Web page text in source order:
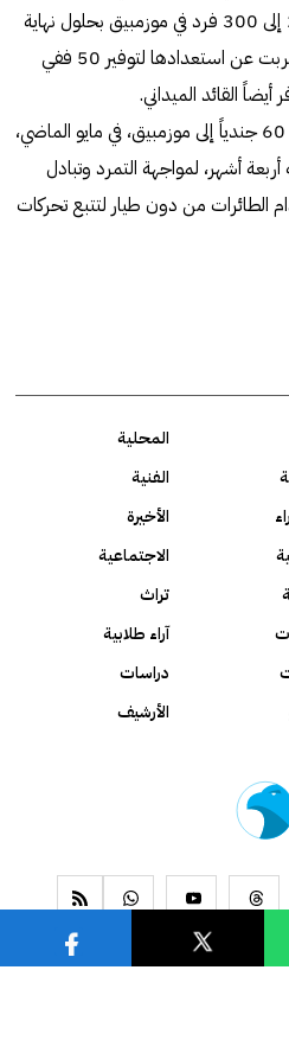
بوريل، إنه يمكن نشر ما بين 200 إلى 300 فرد في موزمبيق بحلول نهاية
العام الحالي، مضيفاً ان البرتغال أعربت عن استعدادها لتوفير 50 ففي
القائد الميداني.
وكانت البرتغال قد أرسلت بالفعل 60 جندياً إلى موزمبيق، في مايو الماضي،
أشهر، لمواجهة التمرد وتبادل
الطائرات من دون طيار لتتبع تحركات
المحلية
الفنية
الأخيرة
الاجتماعية
تراث
آراء طلابية
دراسات
الأرشيف